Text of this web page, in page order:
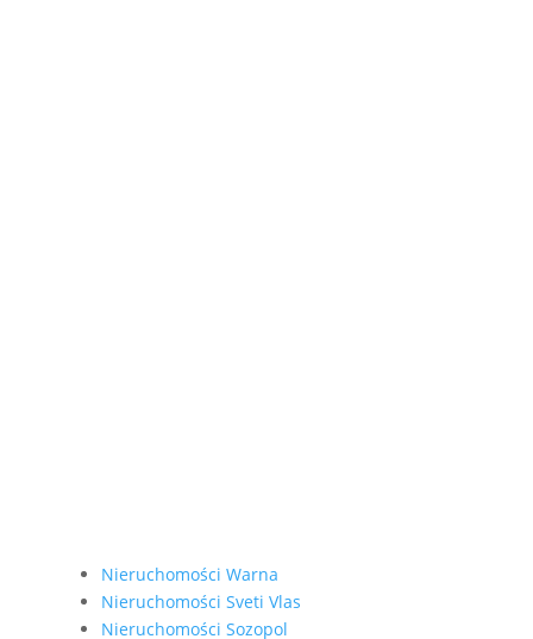
Nieruchomości Warna
Nieruchomości Sveti Vlas
Nieruchomości Sozopol